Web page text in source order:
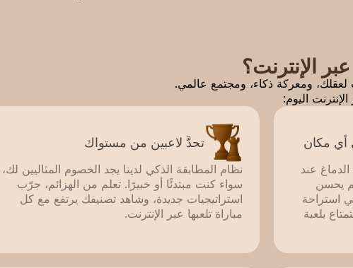
الإنترنت؟
ومعركة ذكاء، ومجتمع عالمي.
اليوم:
مكان
عند
يحسن
استراحة
بلعبة
تحدَّ لاعبين من مستواك
نظام المطابقة الذكي لدينا يجد الخصوم المثاليين لك،
سواء كنت مبتدئًا أو خبيرًا. تعلم من الهزائم، جرّب
استراتيجيات جديدة، وشاهد تصنيفك يرتفع مع كل
مباراة تلعبها عبر الإنترنت.